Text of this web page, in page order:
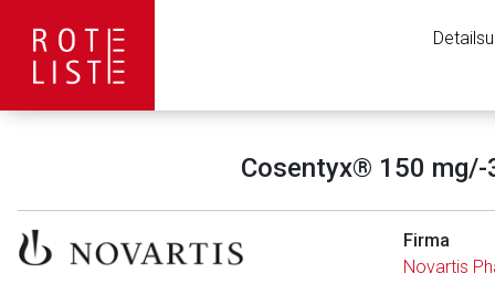
Cosentyx® 150
Firma
Novartis